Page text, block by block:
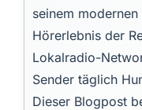
seinem
Hörerlebnis der
Lokalradio-
Sender täglich
Dieser Blogpost